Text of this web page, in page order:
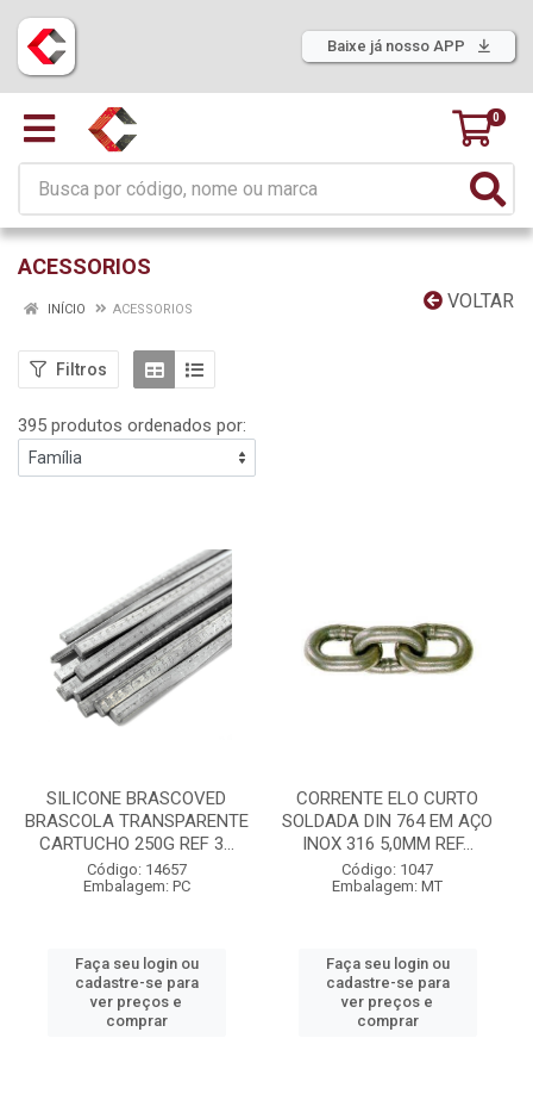
Baixe já nosso APP
0
ACESSORIOS
VOLTAR
INÍCIO ACESSORIOS
Filtros
395 produtos ordenados por:
SILICONE BRASCOVED
BRASCOLA TRANSPARENTE
CARTUCHO 250G REF 3...
Código: 14657
Embalagem: PC
Faça seu login ou
cadastre-se para
ver preços e
comprar
CORRENTE ELO CURTO
SOLDADA DIN 764 EM AÇO
INOX 316 5,0MM REF...
Código: 1047
Embalagem: MT
Faça seu login ou
cadastre-se para
ver preços e
comprar